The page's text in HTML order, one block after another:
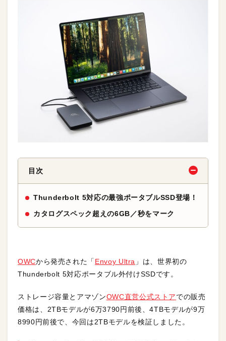
目次
Thunderbolt 5対応の最強ポータブルSSD登場！
カタログスペック超えの6GB／秒をマーク
OWCから発売された「 Envoy Ultra 」は、世界初の
Thunderbolt 5対応ポータブル外付けSSDです。
ストレージ容量とアマゾンOWC直営公式ストアでの販売
価格は、2TBモデルが6万3790円前後、4TBモデルが9万
8990円前後で、今回は2TBモデルを検証しました。